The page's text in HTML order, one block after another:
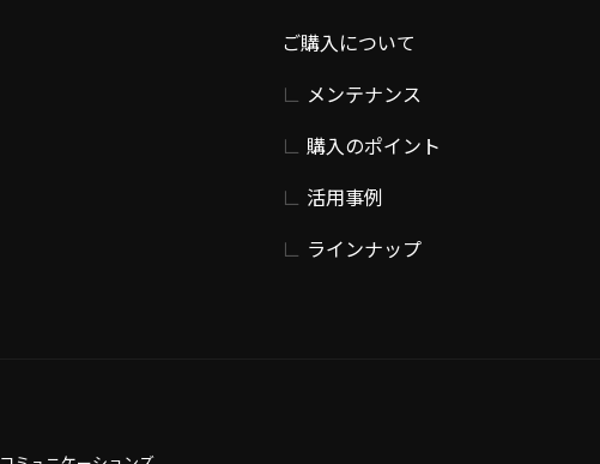
ご購入について
メンテナンス
購入のポイント
活用事例
ラインナップ